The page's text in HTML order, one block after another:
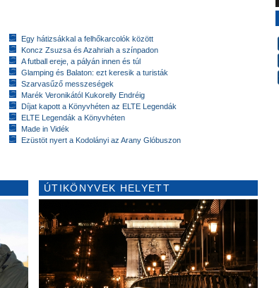
Egy hátizsákkal a felhőkarcolók között
Koncz Zsuzsa és Azahriah a színpadon
A futball ereje, a pályán innen és túl
Glamping és Balaton: ezt keresik a turisták
Szarvasűző messzeségek
Marék Veronikától Kukorelly Endréig
Díjat kapott a Könyvhéten az ELTE Legendák
ELTE Legendák a Könyvhéten
Made in Vidék
Ezüstöt nyert a Kodolányi az Arany Glóbuszon
ÚTIKÖNYVEK HELYETT